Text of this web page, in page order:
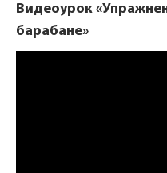
Видеоурок
барабане»